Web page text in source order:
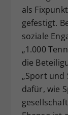
als
gefestigt.
soziale
„1.000
die
„Sport und
dafür, wie